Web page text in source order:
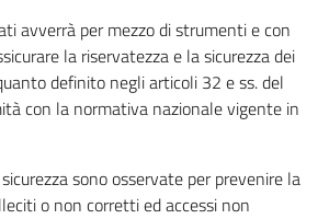
avverrà per mezzo di strumenti e con
la riservatezza e la sicurezza dei
definito negli articoli 32 e ss. del
con la normativa nazionale vigente in
sono osservate per prevenire la
o non corretti ed accessi non